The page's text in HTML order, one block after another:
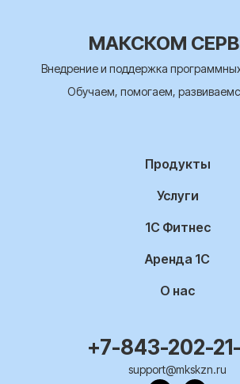
МАКСКОМ
Внедрение и поддержка
Обучаем, помогаем,
Продукты
Услуги
1С Фитнес
Аренда 1С
О нас
+7-843-202-
support@mkskzn.ru